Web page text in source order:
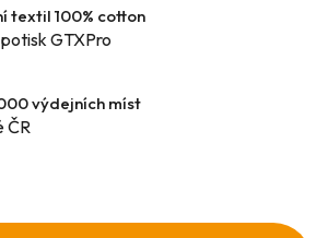
k
y
p
textil 100% cotton
GTXPro
výdejních míst
ČR